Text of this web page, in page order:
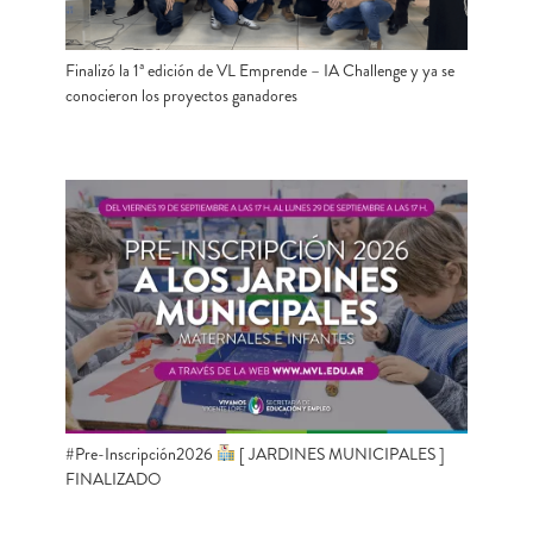
Finalizó la 1ª edición de VL Emprende – IA Challenge y ya se
conocieron los proyectos ganadores
#Pre-Inscripción2026
[ JARDINES MUNICIPALES ]
FINALIZADO